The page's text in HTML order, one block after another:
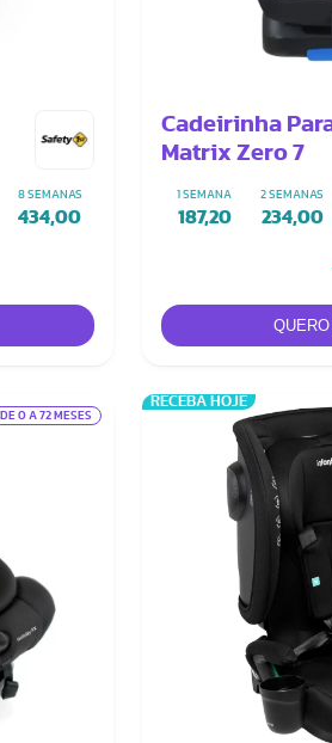
8 SEMANAS
434,00
Cadeirinha
Matrix Zero 7
1 SEMANA
187,20
2 SEMANAS
234,00
DE 0 A 72 MESES
RECEBA HOJE